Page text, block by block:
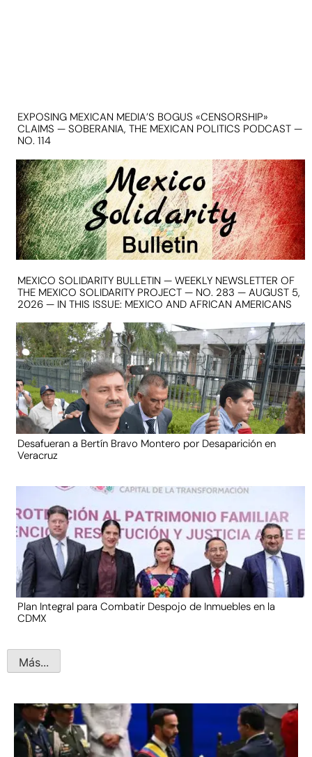
EXPOSING MEXICAN MEDIA’S BOGUS «CENSORSHIP»
CLAIMS — SOBERANIA, THE MEXICAN POLITICS PODCAST —
NO. 114
MEXICO SOLIDARITY BULLETIN — WEEKLY NEWSLETTER OF
THE MEXICO SOLIDARITY PROJECT — NO. 283 — AUGUST 5,
2026 — IN THIS ISSUE: MEXICO AND AFRICAN AMERICANS
Desafueran a Bertín Bravo Montero por Desaparición en
Veracruz
Plan Integral para Combatir Despojo de Inmuebles en la
CDMX
Más...